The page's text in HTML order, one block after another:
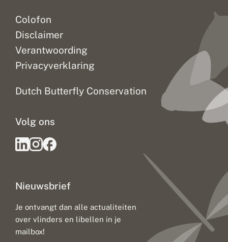
Colofon
Disclaimer
Verantwoording
Privacyverklaring
Dutch Butterfly Conservation
Nieuwsbrief
Je ontvangt dan alle actualiteiten
over vlinders en libellen in je
mailbox!
Volg ons